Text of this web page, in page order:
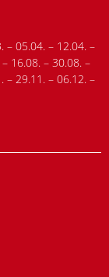
– 05.04. – 12.04. –
16.08. – 30.08. –
– 29.11. – 06.12. –